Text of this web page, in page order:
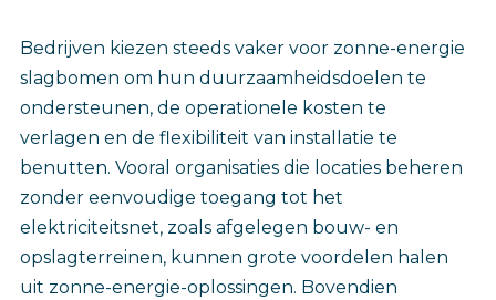
Bedrijven kiezen steeds vaker voor zonne-energie
slagbomen om hun duurzaamheidsdoelen te
ondersteunen, de operationele kosten te
verlagen en de flexibiliteit van installatie te
benutten. Vooral organisaties die locaties beheren
zonder eenvoudige toegang tot het
elektriciteitsnet, zoals afgelegen bouw- en
opslagterreinen, kunnen grote voordelen halen
uit zonne-energie-oplossingen. Bovendien